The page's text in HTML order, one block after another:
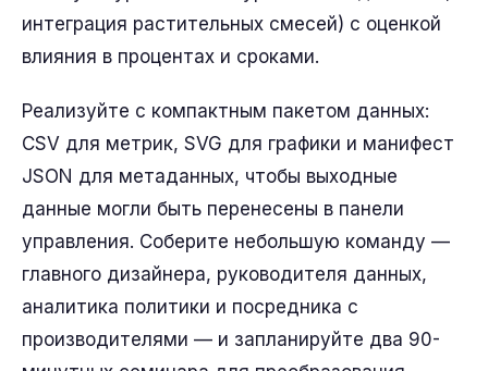
интеграция растительных смесей) с оценкой
влияния в процентах и сроками.
Реализуйте с компактным пакетом данных:
CSV для метрик, SVG для графики и манифест
JSON для метаданных, чтобы выходные
данные могли быть перенесены в панели
управления. Соберите небольшую команду —
главного дизайнера, руководителя данных,
аналитика политики и посредника с
производителями — и запланируйте два 90-